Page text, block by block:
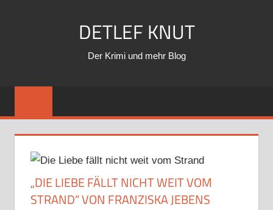
DETLEF KNUT
Der Krimi und mehr Blog
„DIE LIEBE FÄLLT NICHT WEIT VOM
STRAND“ VON FRANZISKA JEBENS